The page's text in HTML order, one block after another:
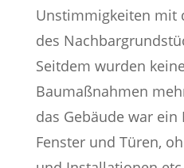
Unstimmigkeiten mit
des
Seitdem wurden
Baumaßnahmen
das Gebäude war ein
Fenster und Türen,